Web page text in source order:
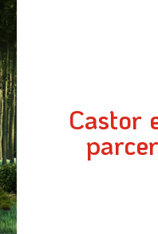
Castor